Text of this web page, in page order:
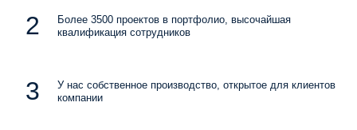
Более 3500 проектов в портфолио, высочайшая
квалификация сотрудников
У нас собственное производство, открытое для клиентов
компании